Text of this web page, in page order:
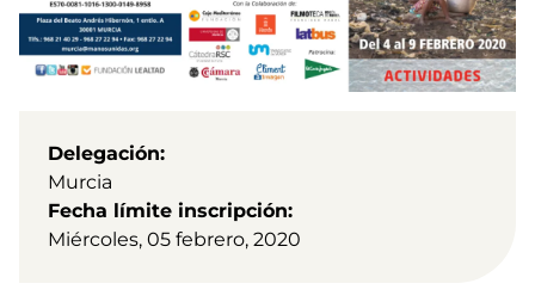
Delegación
Murcia
Fecha límite inscripción
Miércoles, 05 febrero, 2020